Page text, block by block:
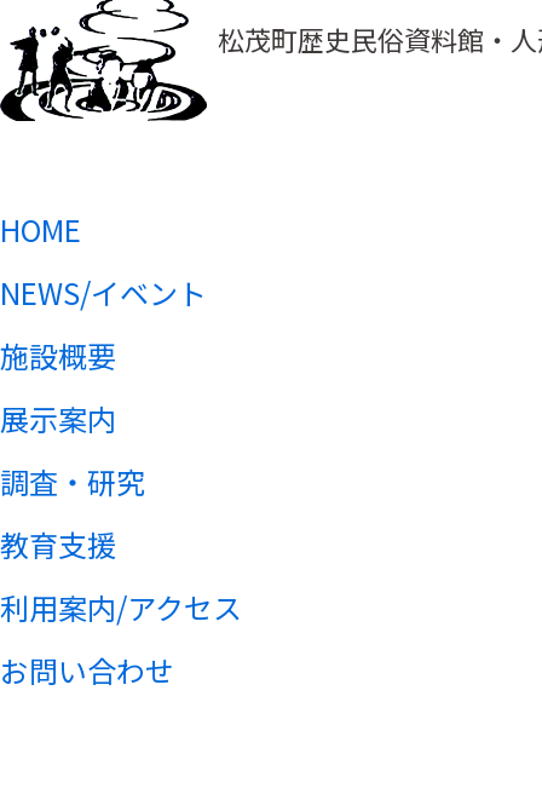
松茂町歴史民俗資料館・
HOME
NEWS/イベント
施設概要
展示案内
調査・研究
教育支援
利用案内/アクセス
お問い合わせ